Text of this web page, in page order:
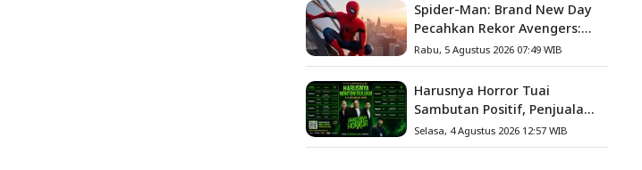
Spider-Man: Brand New Day
Pecahkan Rekor Avengers:
Endgame, Cetak Debut Box
Office Terbesar Sepanjang
Sejarah
Rabu, 5 Agustus 2026 07:49 WIB
Harusnya Horror Tuai
Sambutan Positif, Penjualan
Tiket ATS Ludes Terjual
Selasa, 4 Agustus 2026 12:57 WIB